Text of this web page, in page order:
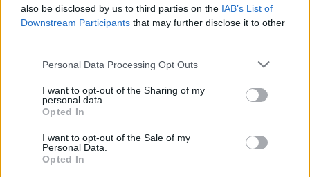
also be disclosed by us to third parties on the IAB’s List of
Downstream Participants that may further disclose it to other
Personal Data Processing Opt Outs
I want to opt-out of the Sharing of my
personal data.
Opted In
I want to opt-out of the Sale of my
Personal Data.
Opted In
Policie eskortovala 60 zadržených cizinců
Celkem 60 cizinců, zadržených pro aktivní účast na násilných
protestních akcích v Praze, eskortovala dnes odpoledne
Policie ČR
do jednoho ze svých záchytných zařízení, sdělil ČIA Jiří Suttner ze
Skupiny pro styk s veřejností PP ČR. S 31 cizinci bylo již zahájeno
řízení o správním vyhoštění.
KCP: Zápisky z mrtvého domu
27.9.2000 16:30 | PRAHA (EkoList)